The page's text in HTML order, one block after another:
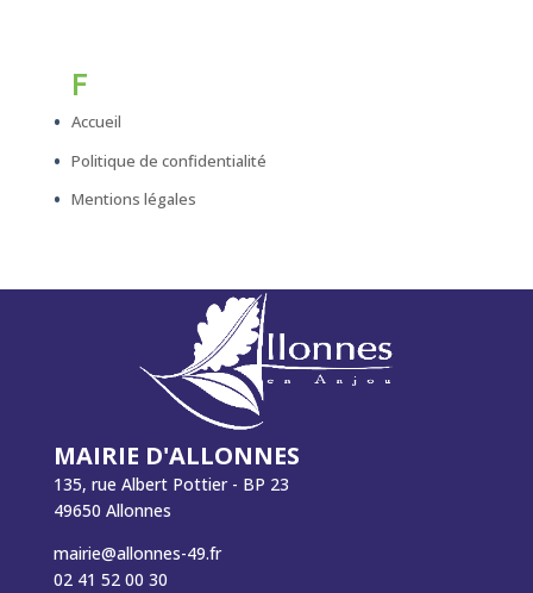
F
Accueil
Politique de confidentialité
Mentions légales
MAIRIE D'ALLONNES
135, rue Albert Pottier - BP 23
49650 Allonnes
mairie@allonnes-49.fr
02 41 52 00 30